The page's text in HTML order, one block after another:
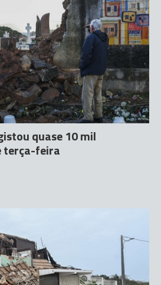
quase 10 mil
terça-feira